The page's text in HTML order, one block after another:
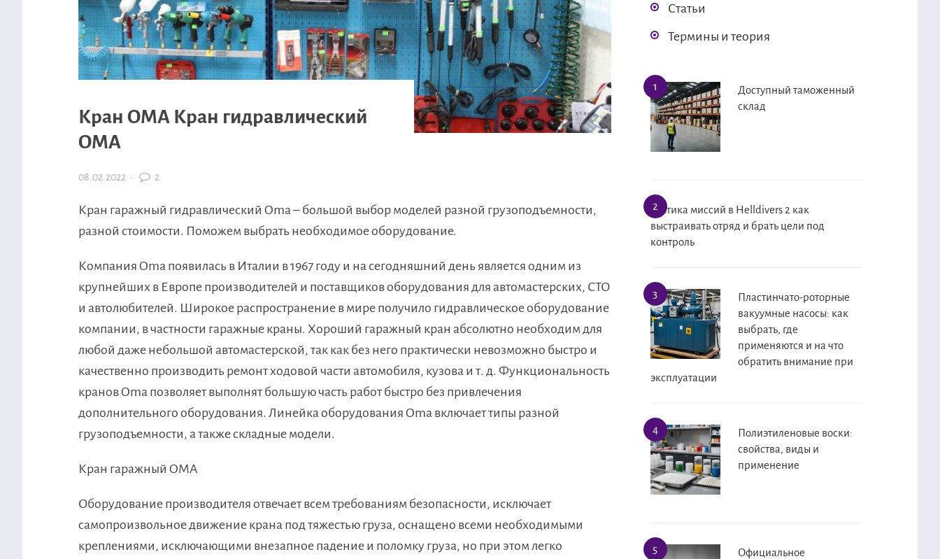
Кран OMA Кран гидравлический
OMA
08.02.2022 · 2
Кран гаражный гидравлический Oma – большой выбор моделей разной грузоподъемности,
разной стоимости. Поможем выбрать необходимое оборудование.
Компания Oma появилась в Италии в 1967 году и на сегодняшний день является одним из
крупнейших в Европе производителей и поставщиков оборудования для автомастерских, СТО
и автолюбителей. Широкое распространение в мире получило гидравлическое оборудование
компании, в частности гаражные краны. Хороший гаражный кран абсолютно необходим для
любой даже небольшой автомастерской, так как без него практически невозможно быстро и
качественно производить ремонт ходовой части автомобиля, кузова и т. д. Функциональность
кранов Oma позволяет выполнят большую часть работ быстро без привлечения
дополнительного оборудования. Линейка оборудования Oma включает типы разной
грузоподъемности, а также складные модели.
Кран гаражный OMA
Оборудование производителя отвечает всем требованиям безопасности, исключает
самопроизвольное движение крана под тяжестью груза, оснащено всеми необходимыми
креплениями, исключающими внезапное падение и поломку груза, но при этом легко
Статьи
Термины и теория
Доступный таможенный
склад
Тактика миссий в Helldivers 2 как
выстраивать отряд и брать цели под
контроль
Пластинчато-роторные
вакуумные насосы: как
выбрать, где
применяются и на что
обратить внимание при
эксплуатации
Полиэтиленовые воски:
свойства, виды и
применение
Официальное